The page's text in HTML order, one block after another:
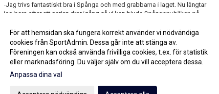
-Jag trivs fantastiskt bra i Spånga och med grabbarna i laget. Nu längtar
jag bara efter att serien drar igång så vi kan bjuda Spångapubliken på
Fler nyheter >>
Gå till Webbversion
För att hemsidan ska fungera korrekt använder vi nödvändiga
cookies från SportAdmin. Dessa går inte att stänga av.
Föreningen kan också använda frivilliga cookies, t.ex. för statistik
eller marknadsföring. Du väljer själv om du vill acceptera dessa.
Anpassa dina val